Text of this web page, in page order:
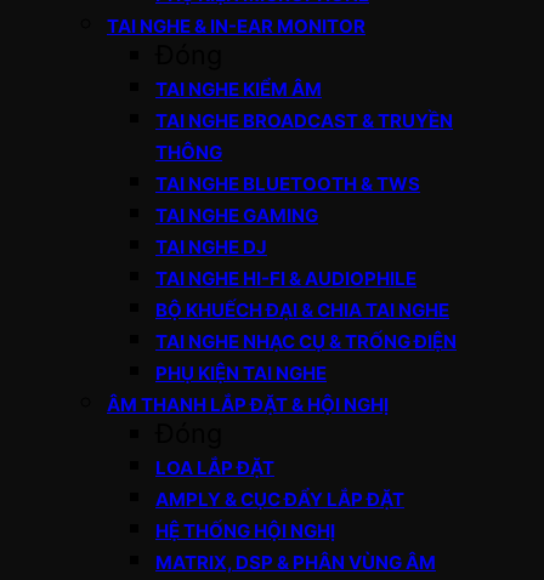
TAI NGHE & IN-EAR MONITOR
TAI NGHE KIỂM ÂM
TAI NGHE BROADCAST & TRUYỀN
THÔNG
TAI NGHE BLUETOOTH & TWS
TAI NGHE GAMING
TAI NGHE DJ
TAI NGHE HI-FI & AUDIOPHILE
BỘ KHUẾCH ĐẠI & CHIA TAI NGHE
TAI NGHE NHẠC CỤ & TRỐNG ĐIỆN
PHỤ KIỆN TAI NGHE
ÂM THANH LẮP ĐẶT & HỘI NGHỊ
LOA LẮP ĐẶT
AMPLY & CỤC ĐẨY LẮP ĐẶT
HỆ THỐNG HỘI NGHỊ
MATRIX, DSP & PHÂN VÙNG ÂM